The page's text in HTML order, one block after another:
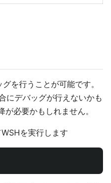
を行うことが可能です。
にデバッグが行えないかも
必要かもしれません。
を実行します